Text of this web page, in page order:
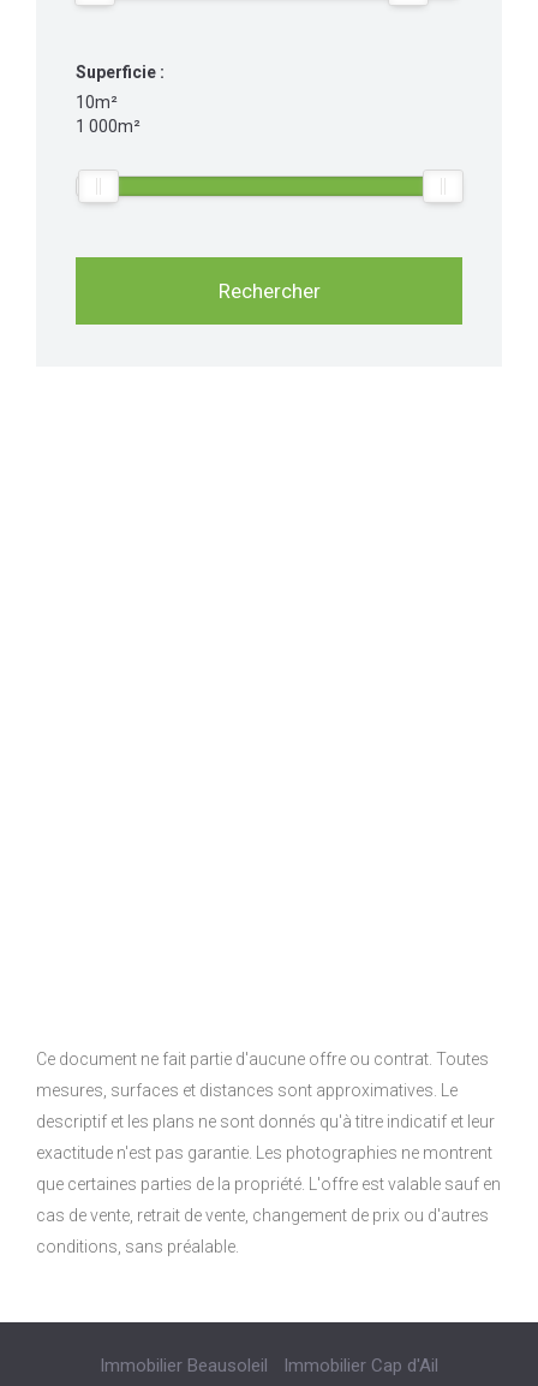
Superficie :
10m²
1 000m²
Ce document ne fait partie d'aucune offre ou contrat. Toutes
mesures, surfaces et distances sont approximatives. Le
descriptif et les plans ne sont donnés qu'à titre indicatif et leur
exactitude n'est pas garantie. Les photographies ne montrent
que certaines parties de la propriété. L'offre est valable sauf en
cas de vente, retrait de vente, changement de prix ou d'autres
conditions, sans préalable.
Immobilier Beausoleil Immobilier Cap d'Ail